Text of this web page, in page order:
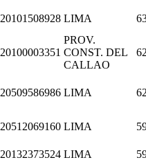
20101508928 LIMA
20100003351
PROV.
CONST. DEL
CALLAO
20509586986 LIMA
20512069160 LIMA
20132373524 LIMA